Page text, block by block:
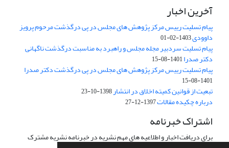
آخرین اخبار
پیام تسلیت رییس مرکز پژوهش های مجلس در پی درگذشت مرحوم پرویز
داوودی1403-02-01
پیام تسلیت سردبیر مجله مجلس و راهبرد به مناسبت درگذشت ناگهانی
دکتر صدرا1401-08-15
پیام تسلیت رییس مرکز پژوهش های مجلس در پی درگذشت دکتر صدرا
1401-08-15
تبعیت از قوانین کمیته اخلاق در انتشار1398-10-23
درباره چکیده مقالات1397-12-27
اشتراک خبرنامه
برای دریافت اخبار و اطلاعیه های مهم نشریه در خبرنامه نشریه مشترک